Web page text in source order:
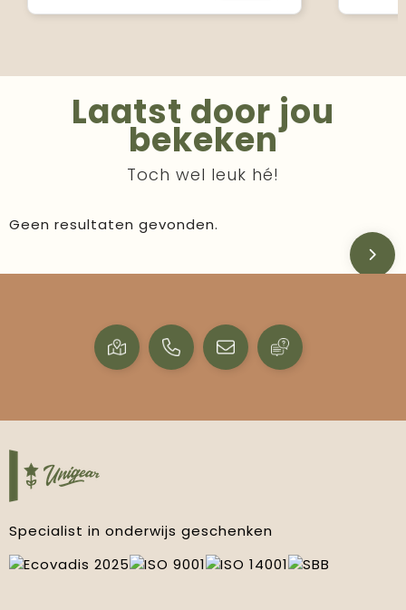
Laatst door jou
bekeken
Toch wel leuk hé!
Geen resultaten gevonden.
Specialist in onderwijs geschenken